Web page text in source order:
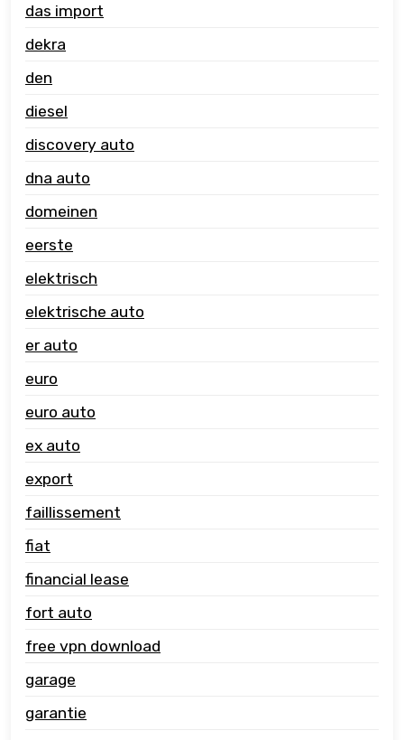
das import
dekra
den
diesel
discovery auto
dna auto
domeinen
eerste
elektrisch
elektrische auto
er auto
euro
euro auto
ex auto
export
faillissement
fiat
financial lease
fort auto
free vpn download
garage
garantie